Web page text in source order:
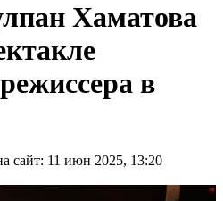
Хаматова
в
сайт: 11 июн 2025, 13:20